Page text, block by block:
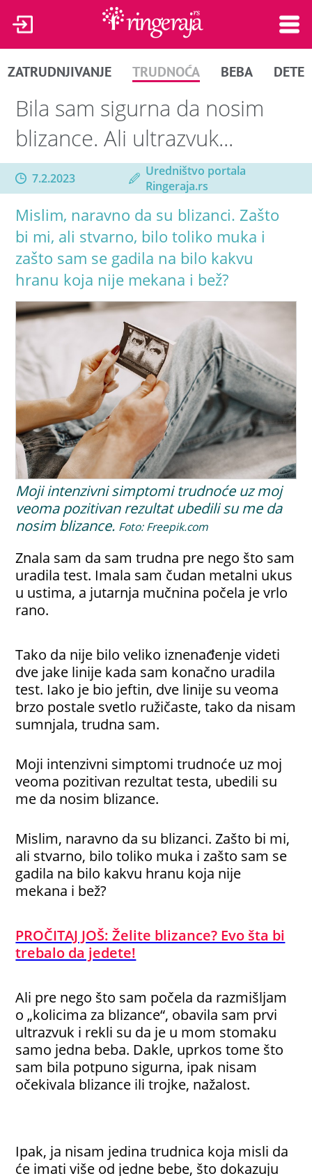
ZATRUDNJIVANJE TRUDNOĆA BEBA DETE
Bila sam sigurna da nosim
blizance. Ali ultrazvuk...
7.2.2023
Uredništvo portala
Ringeraja.rs
Mislim, naravno da su blizanci. Zašto
bi mi, ali stvarno, bilo toliko muka i
zašto sam se gadila na bilo kakvu
hranu koja nije mekana i bež?
Moji intenzivni simptomi trudnoće uz moj
veoma pozitivan rezultat ubedili su me da
nosim blizance. Foto: Freepik.com
Znala sam da sam trudna pre nego što sam
uradila test. Imala sam čudan metalni ukus
u ustima, a jutarnja mučnina počela je vrlo
rano.
Tako da nije bilo veliko iznenađenje videti
dve jake linije kada sam konačno uradila
test. Iako je bio jeftin, dve linije su veoma
brzo postale svetlo ružičaste, tako da nisam
sumnjala, trudna sam.
Moji intenzivni simptomi trudnoće uz moj
veoma pozitivan rezultat testa, ubedili su
me da nosim blizance.
Mislim, naravno da su blizanci. Zašto bi mi,
ali stvarno, bilo toliko muka i zašto sam se
gadila na bilo kakvu hranu koja nije
mekana i bež?
PROČITAJ JOŠ: Želite blizance? Evo šta bi
trebalo da jedete!
Ali pre nego što sam počela da razmišljam
o „kolicima za blizance“, obavila sam prvi
ultrazvuk i rekli su da je u mom stomaku
samo jedna beba. Dakle, uprkos tome što
sam bila potpuno sigurna, ipak nisam
očekivala blizance ili trojke, nažalost.
Ipak, ja nisam jedina trudnica koja misli da
će imati više od jedne bebe, što dokazuju